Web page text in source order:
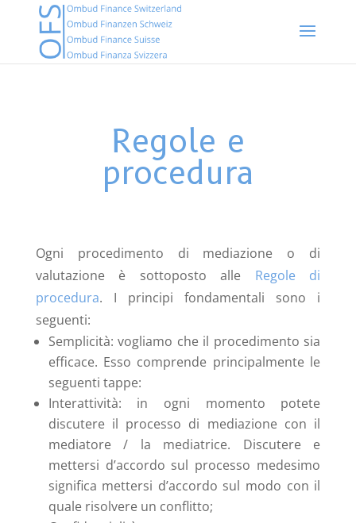
Regole e
procedura
Ogni procedimento di mediazione o di
valutazione è sottoposto alle Regole di
procedura. I principi fondamentali sono i
seguenti:
Semplicità: vogliamo che il procedimento sia
efficace. Esso comprende principalmente le
seguenti tappe:
Interattività: in ogni momento potete
discutere il processo di mediazione con il
mediatore / la mediatrice. Discutere e
mettersi d’accordo sul processo medesimo
significa mettersi d’accordo sul modo con il
quale risolvere un conflitto;